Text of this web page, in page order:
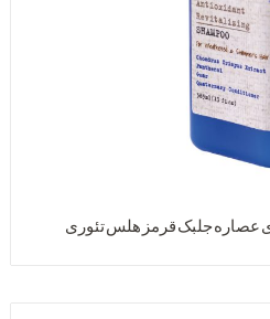
عصاره جلبک قرمز هلس تئوری